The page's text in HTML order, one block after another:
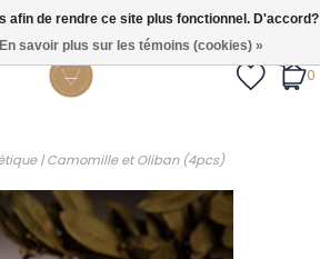
verzendig vanaf €55.
0
| Camomille et Oliban (4pcs)
afin de rendre ce site plus fonctionnel. D'accord?
En savoir plus sur les témoins (cookies) »